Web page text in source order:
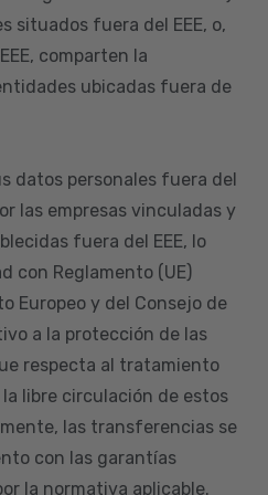
situados fuera del EEE, o,
comparten la
ubicadas fuera de
datos personales fuera del
las empresas vinculadas y
fuera del EEE, lo
con Reglamento (UE)
Europeo y del Consejo de
a la protección de las
respecta al tratamiento
libre circulación de estos
las transferencias se
con las garantías
la normativa aplicable.